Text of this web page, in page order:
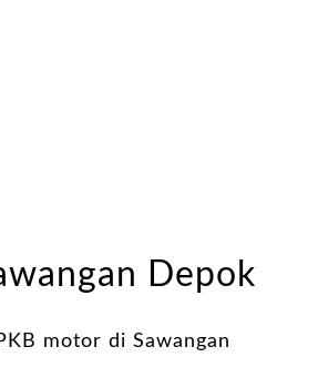
Depok
motor di Sawangan